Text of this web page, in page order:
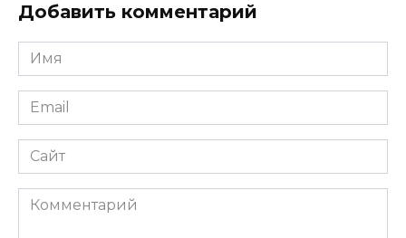
Добавить комментарий
Имя
*
Email
*
Сайт
Комментарий